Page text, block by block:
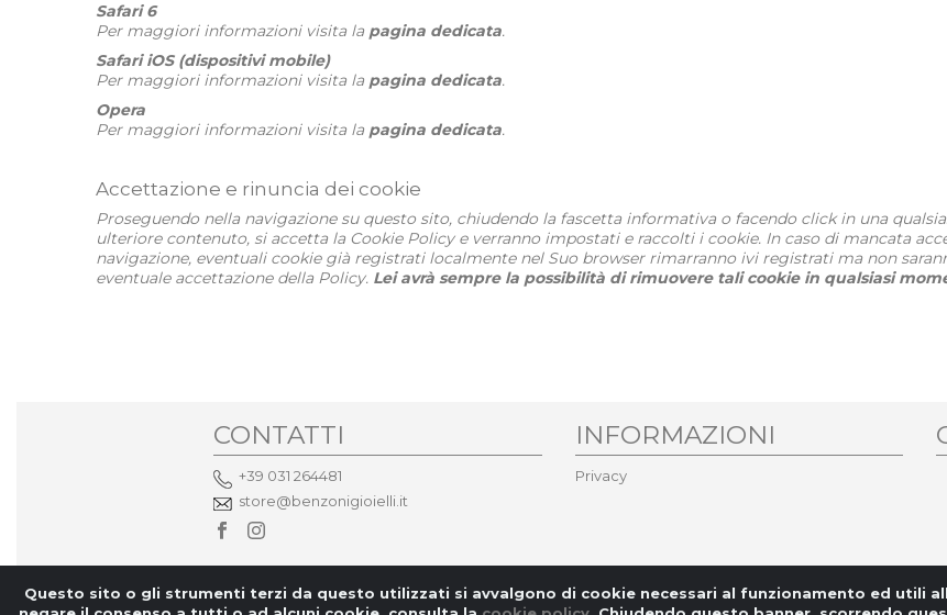
Safari 6
Per maggiori informazioni visita la pagina dedicata.
Safari iOS (dispositivi mobile)
Per maggiori informazioni visita la pagina dedicata.
Opera
Per maggiori informazioni visita la pagina dedicata.
Accettazione e rinuncia dei cookie
Proseguendo nella navigazione su questo sito, chiudendo la fascetta informativa o facendo click in una
ulteriore contenuto, si accetta la Cookie Policy e verranno impostati e raccolti i cookie. In caso di mancata
navigazione, eventuali cookie già registrati localmente nel Suo browser rimarranno ivi registrati ma non
eventuale accettazione della Policy. Lei avrà sempre la possibilità di rimuovere tali cookie in qualsiasi
CONTATTI
+39 031 264481
store@benzonigioielli.it
INFORMAZIONI
Privacy
Questo sito o gli strumenti terzi da questo utilizzati si avvalgono di cookie necessari al funzionamento ed utili